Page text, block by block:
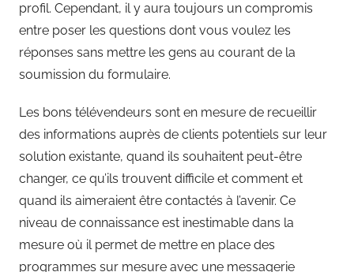
profil. Cependant, il y aura toujours un compromis
entre poser les questions dont vous voulez les
réponses sans mettre les gens au courant de la
soumission du formulaire.
Les bons télévendeurs sont en mesure de recueillir
des informations auprès de clients potentiels sur leur
solution existante, quand ils souhaitent peut-être
changer, ce qu’ils trouvent difficile et comment et
quand ils aimeraient être contactés à l’avenir. Ce
niveau de connaissance est inestimable dans la
mesure où il permet de mettre en place des
programmes sur mesure avec une messagerie